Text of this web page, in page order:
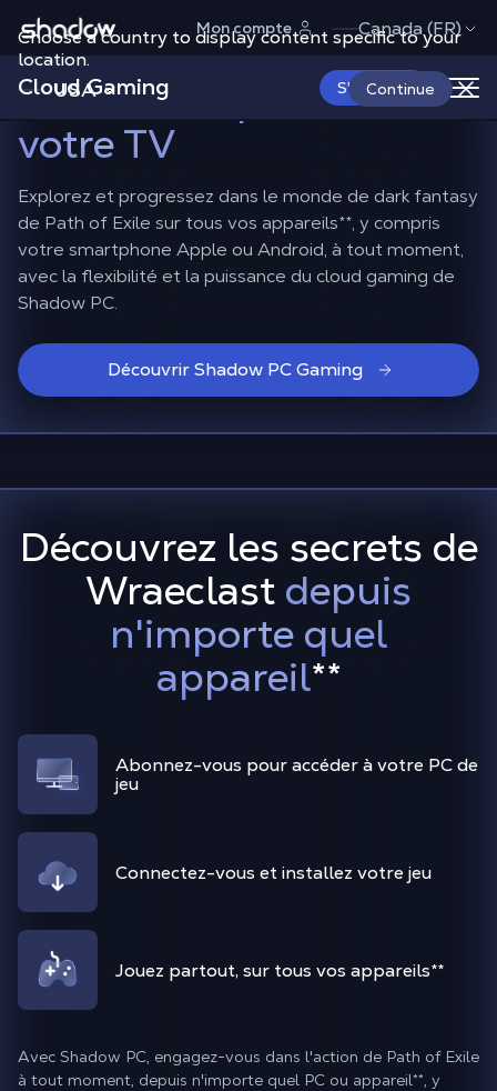
Choose a country to display content specific to your
location.
USA Continue
Shadow.tech Mon compte Canada (FR)
Cloud Gaming S'abonner
Jouez à Path of Exile sur
votre smartphone ou
votre TV
Explorez et progressez dans le monde de dark fantasy
de Path of Exile sur tous vos appareils**, y compris
votre smartphone Apple ou Android, à tout moment,
avec la flexibilité et la puissance du cloud gaming de
Shadow PC.
Découvrir Shadow PC Gaming
Découvrez les secrets de
Wraeclast depuis
n'importe quel
appareil**
Abonnez-vous pour accéder à votre PC de
jeu
Connectez-vous et installez votre jeu
Jouez partout, sur tous vos appareils**
Avec Shadow PC, engagez-vous dans l'action de Path of Exile
à tout moment, depuis n'importe quel PC ou appareil**, y